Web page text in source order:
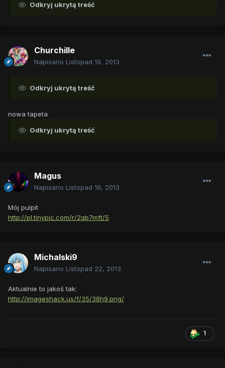
Odkryj ukrytą treść
Churchille
Napisano Listopad 19, 2013
Odkryj ukrytą treść
nowa tapeta
Odkryj ukrytą treść
Magus
Napisano Listopad 19, 2013
Mój pulpit
http://pl.tinypic.com/r/2qb7mft/5
Michalski9
Napisano Listopad 22, 2013
Aktualnie to jakoś tak:
http://imageshack.us/f/35/38h9.png/
1